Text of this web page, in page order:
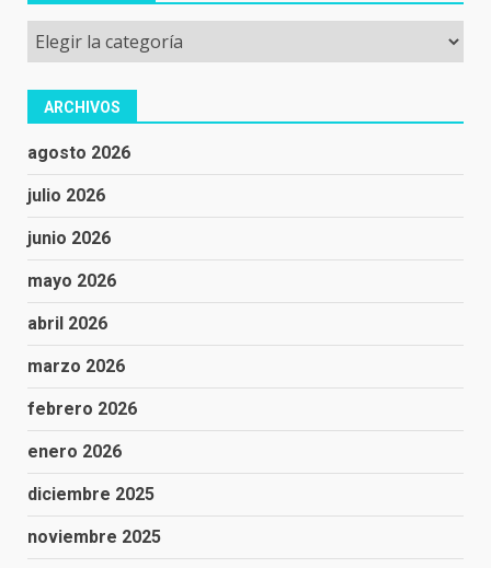
Categorías
ARCHIVOS
agosto 2026
julio 2026
junio 2026
mayo 2026
abril 2026
marzo 2026
febrero 2026
enero 2026
diciembre 2025
noviembre 2025